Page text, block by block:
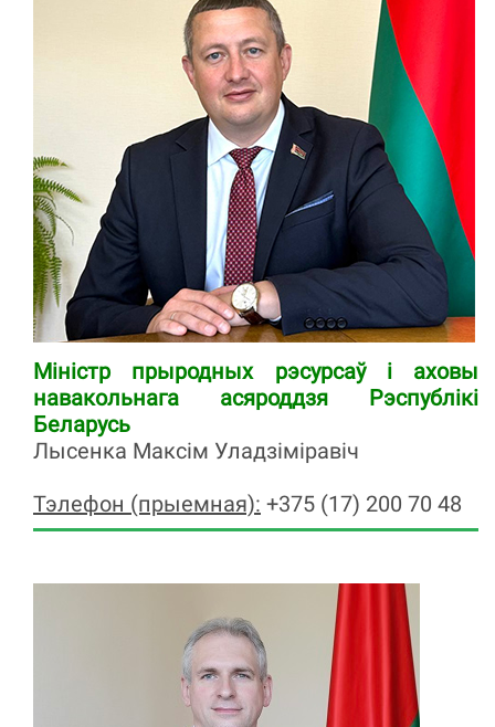
Міністр прыродных рэсурсаў і аховы
навакольнага асяроддзя Рэспублікі
Беларусь
Лысенка Максім Уладзіміравіч
Тэлефон (прыемная): +375 (17) 200 70 48